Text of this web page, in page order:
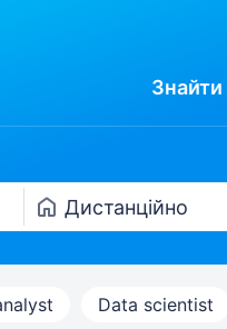
Знайти
Data scientist